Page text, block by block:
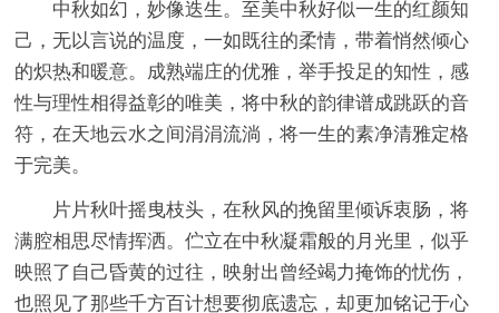
中秋如幻，妙像迭生。至美中秋好似一生的红颜知
己，无以言说的温度，一如既往的柔情，带着悄然倾心
的炽热和暖意。成熟端庄的优雅，举手投足的知性，感
性与理性相得益彰的唯美，将中秋的韵律谱成跳跃的音
符，在天地云水之间涓涓流淌，将一生的素净清雅定格
于完美。
片片秋叶摇曳枝头，在秋风的挽留里倾诉衷肠，将
满腔相思尽情挥洒。伫立在中秋凝霜般的月光里，似乎
映照了自己昏黄的过往，映射出曾经竭力掩饰的忧伤，
也照见了那些千方百计想要彻底遗忘，却更加铭记于心